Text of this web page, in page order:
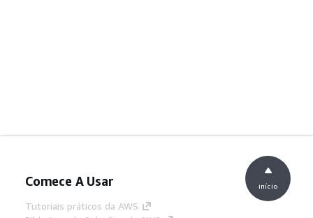
Comece A Usar
Tutoriais práticos da AWS
início